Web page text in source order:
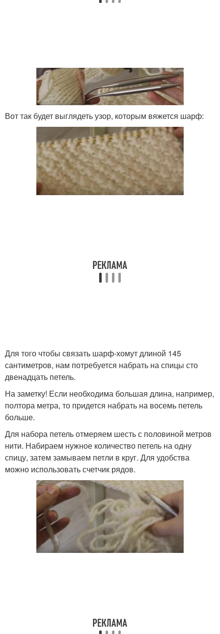
Вот так будет выглядеть узор, которым вяжется шарф:
Для того чтобы связать шарф-хомут длиной 145
сантиметров, нам потребуется набрать на спицы сто
двенадцать петель.
На заметку! Если необходима большая длина, например,
полтора метра, то придется набрать на восемь петель
больше.
Для набора петель отмеряем шесть с половиной метров
нити. Набираем нужное количество петель на одну
спицу, затем замываем петли в круг. Для удобства
можно использовать счетчик рядов.